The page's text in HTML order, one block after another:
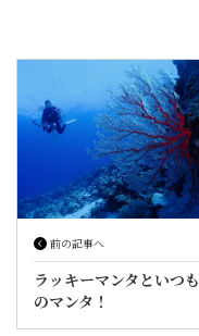
前の記事へ
ラッキーマンタといつも
のマンタ！